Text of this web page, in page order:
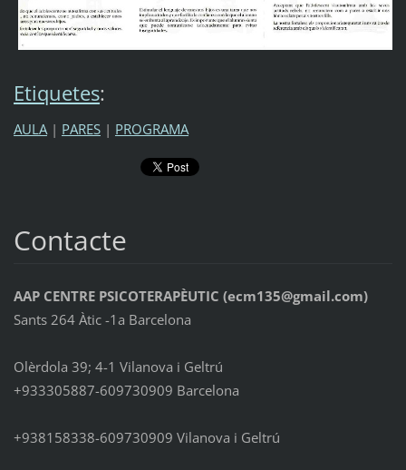
Etiquetes:
AULA | PARES | PROGRAMA
Contacte
AAP CENTRE PSICOTERAPÈUTIC (ecm135@gmail.com)
Sants 264 Àtic -1a Barcelona
Olèrdola 39; 4-1 Vilanova i Geltrú
+933305887-609730909 Barcelona
+938158338-609730909 Vilanova i Geltrú